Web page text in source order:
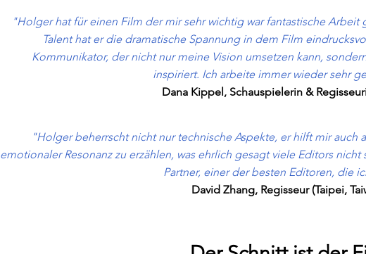
"Holger hat für einen Film der mir sehr wichtig war fantastische
Talent hat er die dramatische Spannung in dem Film
Kommunikator, der nicht nur meine Vision umsetzen kann,
inspiriert. Ich arbeite immer wieder sehr
Dana Kippel, Schauspielerin &
"Holger beherrscht nicht nur technische Aspekte, er hilft mir auch
emotionaler Resonanz zu erzählen, was ehrlich gesagt viele Editors
Partner, einer der besten Editoren, die
David Zhang, Regisseur (Taipei,